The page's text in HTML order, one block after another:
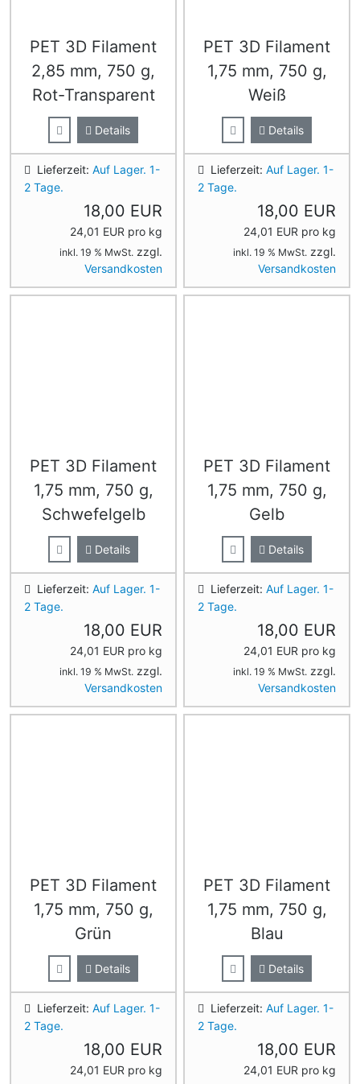
PET 3D Filament
2,85 mm, 750 g,
Rot-Transparent
Details
Lieferzeit: Auf Lager. 1-
2 Tage.
18,00 EUR
24,01 EUR pro kg
inkl. 19 % MwSt. zzgl.
Versandkosten
PET 3D Filament
1,75 mm, 750 g,
Weiß
Details
Lieferzeit: Auf Lager. 1-
2 Tage.
18,00 EUR
24,01 EUR pro kg
inkl. 19 % MwSt. zzgl.
Versandkosten
PET 3D Filament
1,75 mm, 750 g,
Schwefelgelb
Details
Lieferzeit: Auf Lager. 1-
2 Tage.
18,00 EUR
24,01 EUR pro kg
inkl. 19 % MwSt. zzgl.
Versandkosten
PET 3D Filament
1,75 mm, 750 g,
Gelb
Details
Lieferzeit: Auf Lager. 1-
2 Tage.
18,00 EUR
24,01 EUR pro kg
inkl. 19 % MwSt. zzgl.
Versandkosten
PET 3D Filament
1,75 mm, 750 g,
Grün
Details
Lieferzeit: Auf Lager. 1-
2 Tage.
18,00 EUR
24,01 EUR pro kg
PET 3D Filament
1,75 mm, 750 g,
Blau
Details
Lieferzeit: Auf Lager. 1-
2 Tage.
18,00 EUR
24,01 EUR pro kg